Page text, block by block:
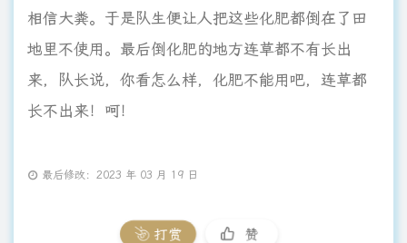
相信大粪。于是队生便让人把这些化肥都倒在了田
地里不使用。最后倒化肥的地方连草都不有长出
来，队长说，你看怎么样，化肥不能用吧，连草都
长不出来！呵！
最后修改：2023 年 03 月 19 日
打赏 赞